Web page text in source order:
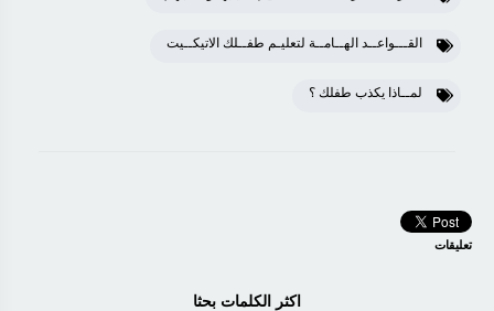
القـــواعــد الهــامــة لتعليـم طفــلك الاتيكــيت
لمــاذا يكذب طفلك ؟
تعليقات
اكثر الكلمات بحثا